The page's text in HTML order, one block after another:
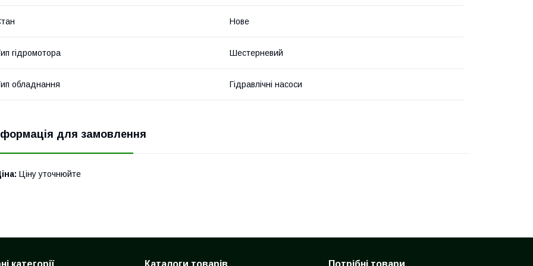
Нове
гідромотора Шестерневий
обладнання Гідравлічні насоси
для замовлення
Ціну уточнюйте